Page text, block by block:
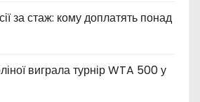
за стаж: кому доплатять понад
виграла турнір WTA 500 у